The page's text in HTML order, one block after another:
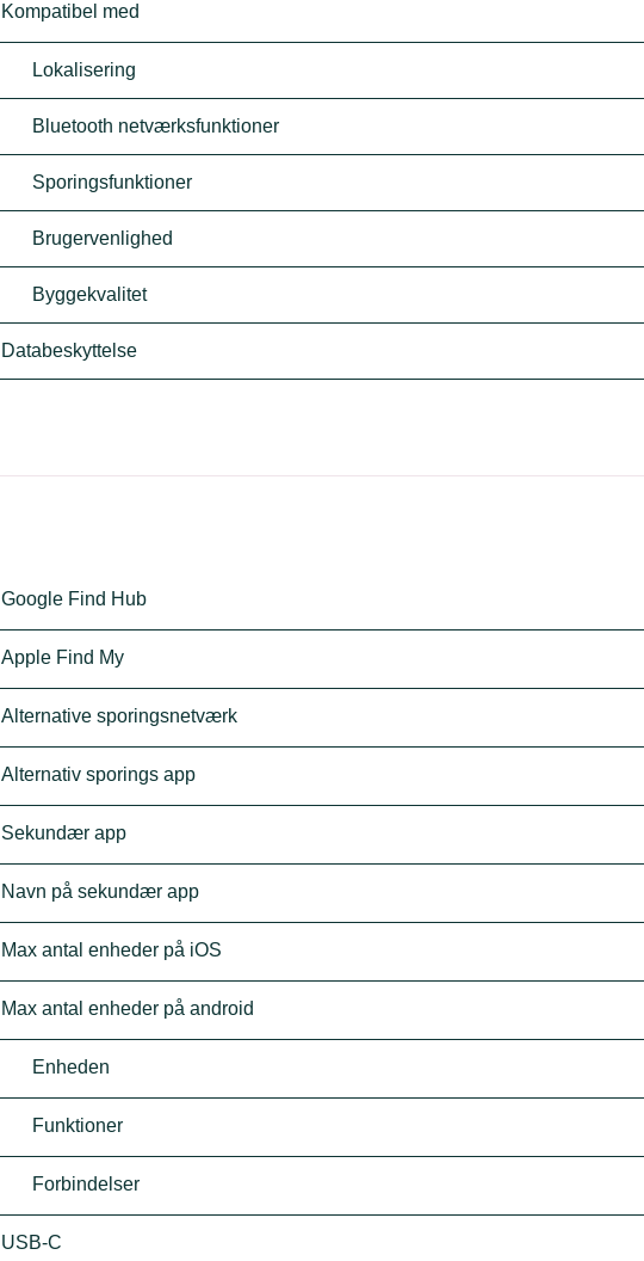
Kompatibel med
Lokalisering
Bluetooth netværksfunktioner
Sporingsfunktioner
Brugervenlighed
Byggekvalitet
Databeskyttelse
Google Find Hub
Apple Find My
Alternative sporingsnetværk
Alternativ sporings app
Sekundær app
Navn på sekundær app
Max antal enheder på iOS
Max antal enheder på android
Enheden
Funktioner
Forbindelser
USB-C